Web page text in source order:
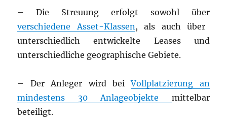
– Die Streuung erfolgt sowohl über
verschiedene Asset-Klassen, als auch über
unterschiedlich entwickelte Leases und
unterschiedliche geographische Gebiete.
– Der Anleger wird beiVollplatzierung an
mindestens 30 Anlageobjekte mittelbar
beteiligt.